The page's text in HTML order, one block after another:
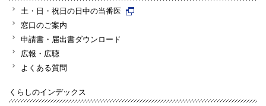
土・日・祝日の日中の当番医
窓口のご案内
申請書・届出書ダウンロード
広報・広聴
よくある質問
くらしのインデックス